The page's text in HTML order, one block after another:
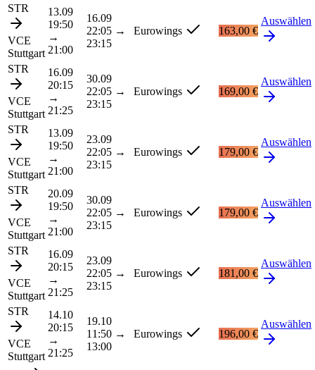
STR
VCE
Stuttgart
13.09
19:50
→
21:00
16.09
22:05 →
23:15
Eurowings 163,00 €
Auswählen
STR
VCE
Stuttgart
16.09
20:15
→
21:25
30.09
22:05 →
23:15
Eurowings 169,00 €
Auswählen
STR
VCE
Stuttgart
13.09
19:50
→
21:00
23.09
22:05 →
23:15
Eurowings 179,00 €
Auswählen
STR
VCE
Stuttgart
20.09
19:50
→
21:00
30.09
22:05 →
23:15
Eurowings 179,00 €
Auswählen
STR
VCE
Stuttgart
16.09
20:15
→
21:25
23.09
22:05 →
23:15
Eurowings 181,00 €
Auswählen
STR
VCE
Stuttgart
14.10
20:15
→
21:25
19.10
11:50 →
13:00
Eurowings 196,00 €
Auswählen